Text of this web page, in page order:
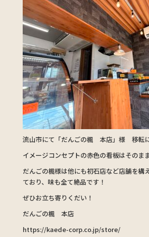
流山市にて「だんごの楓 本店」様 移転に
イメージコンセプトの赤色の看板はそのま
だんごの楓様は他にも初石店など店舗を構
ており、味も全て絶品です！
ぜひお立ち寄りくだい！
だんごの楓 本店
https://kaede-corp.co.jp/store/